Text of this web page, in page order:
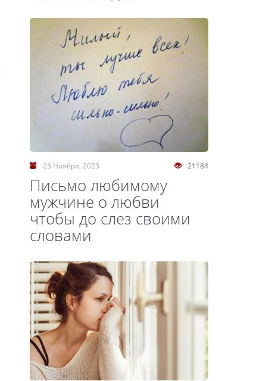
21184
23 Ноября, 2023
Письмо любимому
мужчине о любви
чтобы до слез своими
словами